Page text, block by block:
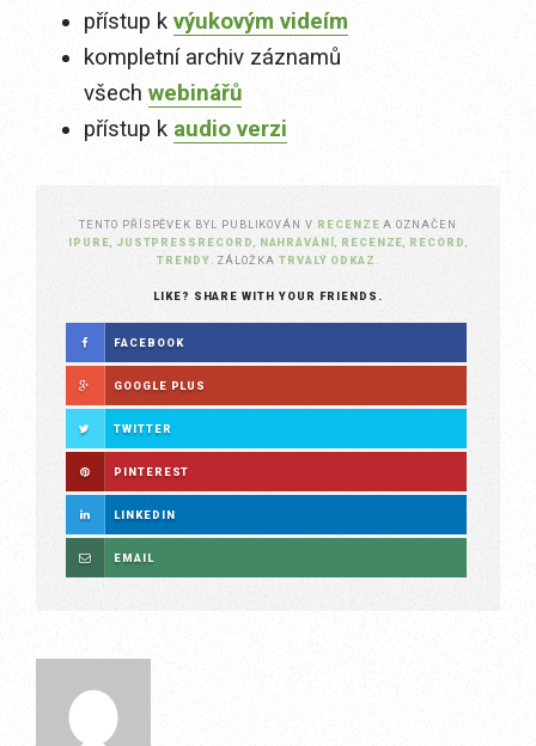
přístup k výukovým videím
kompletní archiv záznamů
všech webinářů
přístup k audio verzi
TENTO PŘÍSPĚVEK BYL PUBLIKOVÁN V RECENZE A OZNAČEN
IPURE
JUSTPRESSRECORD NAHRÁVÁNÍ RECENZE RECORD
TRENDY . ZÁLOŽKA TRVALÝ ODKAZ
LIKE? SHARE WITH YOUR FRIENDS.
FACEBOOK
GOOGLE PLUS
TWITTER
PINTEREST
LINKEDIN
EMAIL